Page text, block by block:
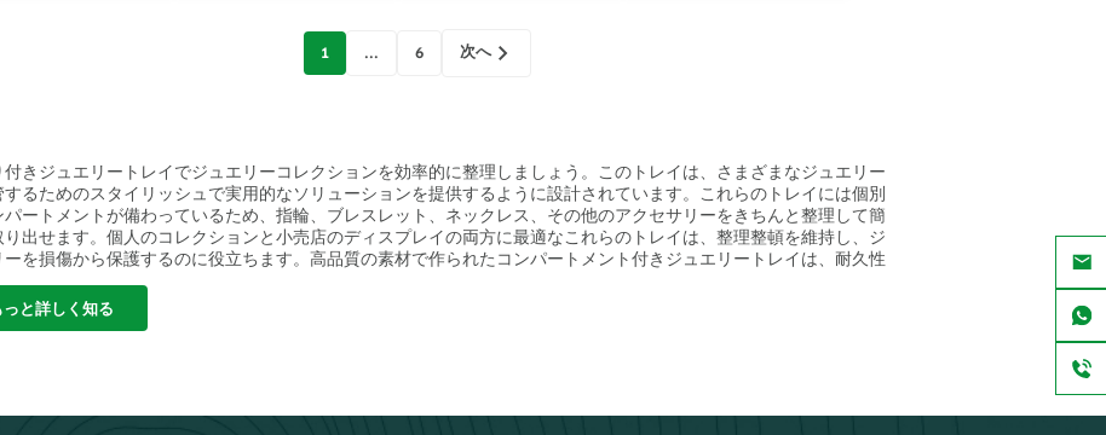
1 ... 6 次へ
付きジュエリートレイでジュエリーコレクションを効率的に整理しましょう。このトレイは、さまざまなジュエリー
するためのスタイリッシュで実用的なソリューションを提供するように設計されています。これらのトレイには個別
パートメントが備わっているため、指輪、ブレスレット、ネックレス、その他のアクセサリーをきちんと整理して簡
り出せます。個人のコレクションと小売店のディスプレイの両方に最適なこれらのトレイは、整理整頓を維持し、ジ
ーを損傷から保護するのに役立ちます。高品質の素材で作られたコンパートメント付きジュエリートレイは、耐久性
性に優れています。柔らかくクッション性のある内側がジュエリーを傷から保護し、なめらかなデザインが洗練され
ンな外観を提供します。さまざまなサイズと色が用意されており、特定のニーズに合わせてカスタマイズできます。
サー用のコンパクトなトレイが必要な場合でも、ディスプレイケース用の大きなオーガナイザーが必要な場合でも、
ケージング ソリューションをご確認ください。
っと詳しく知る